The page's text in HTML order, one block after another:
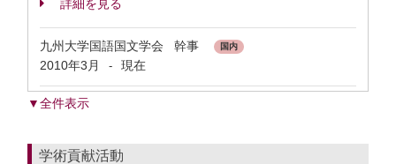
詳細を見る
九州大学国語国文学会 幹事 国内
2010年3月 - 現在
▼全件表示
学術貢献活動